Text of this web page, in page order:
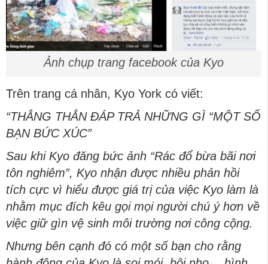
Ảnh chụp trang facebook của Kyo
Trên trang cá nhân, Kyo York có viết:
“THẲNG THẮN ĐÁP TRẢ NHỮNG GÌ “MỘT SỐ
BẠN BỨC XÚC”
Sau khi Kyo đăng bức ảnh “Rác đổ bừa bãi nơi
tôn nghiêm”, Kyo nhận được nhiều phản hồi
tích cực vì hiểu được giá trị của việc Kyo làm là
nhằm mục đích kêu gọi mọi người chú ý hơn về
việc giữ gìn vệ sinh môi trường nơi công cộng.
Nhưng bên cạnh đó có một số bạn cho rằng